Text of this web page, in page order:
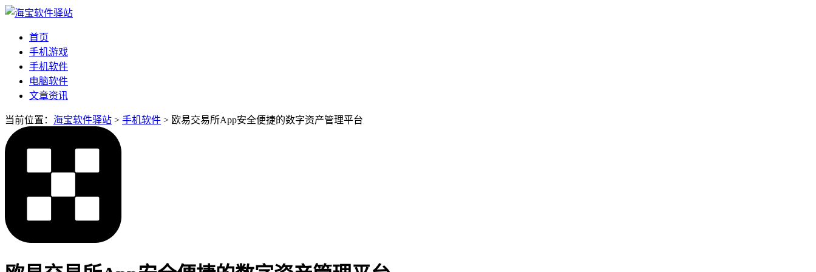
首页
手机游戏
手机软件
电脑软件
文章资讯
当前位置： 海宝软件驿站 > 手机软件 > 欧易交易所App安全便捷的数字资产管理平台